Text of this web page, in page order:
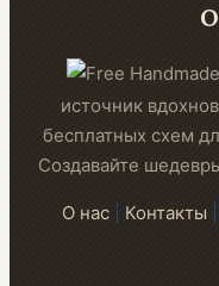
источник
бесплатных схем
Создавайте
О нас Контакты